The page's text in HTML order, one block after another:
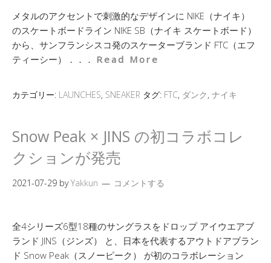
メタルのアクセントで刺激的なデザインに NIKE（ナイキ）
のスケートボードライン NIKE SB（ナイキ スケートボード）
から、サンフランシスコ発のスケーターブランド FTC（エフ
ティーシー）．．． Read More
カテゴリー: LAUNCHES, SNEAKER タグ: FTC, ダンク, ナイキ
Snow Peak × JINS の初コラボコレ
クションが発売
2021-07-29 byYakkun コメントする
全4シリーズ6型18種のサングラスをドロップ アイウエアブ
ランド JINS（ジンズ） と、日本を代表するアウトドアブラン
ド Snow Peak（スノーピーク） が初のコラボレーション